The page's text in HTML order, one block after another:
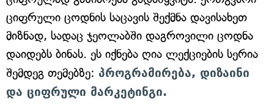
ციფრული ცოდნის საცავის შექმნა დავისახეთ
მიზნად, სადაც ჯეოლაბში დაგროვილი ცოდნა
დაიდებს ბინას. ეს იქნება ღია ლექციების სერია
შემდეგ თემებზე: პროგრამირება, დიზაინი
და ციფრული მარკეტინგი.